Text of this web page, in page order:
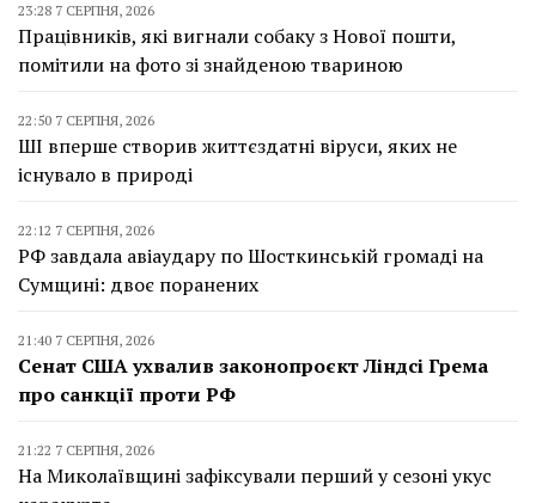
23:28 7 СЕРПНЯ, 2026
Працівників, які вигнали собаку з Нової пошти,
помітили на фото зі знайденою твариною
22:50 7 СЕРПНЯ, 2026
ШІ вперше створив життєздатні віруси, яких не
існувало в природі
22:12 7 СЕРПНЯ, 2026
РФ завдала авіаудару по Шосткинській громаді на
Сумщині: двоє поранених
21:40 7 СЕРПНЯ, 2026
Сенат США ухвалив законопроєкт Ліндсі Грема
про санкції проти РФ
21:22 7 СЕРПНЯ, 2026
На Миколаївщині зафіксували перший у сезоні укус